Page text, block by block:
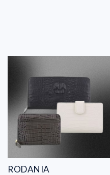
RODANIA